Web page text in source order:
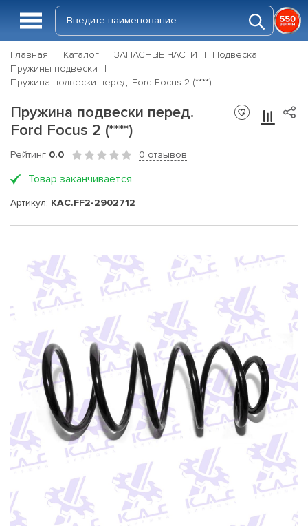
Главная Каталог ЗАПАСНЫЕ ЧАСТИ
Подвеска
Пружины подвески
Пружина подвески перед. Ford Focus 2 (****)
Пружина подвески перед.
Ford Focus 2 (****)
Рейтинг 0.0 0 отзывов
Товар заканчивается
Артикул: KAC.FF2-2902712